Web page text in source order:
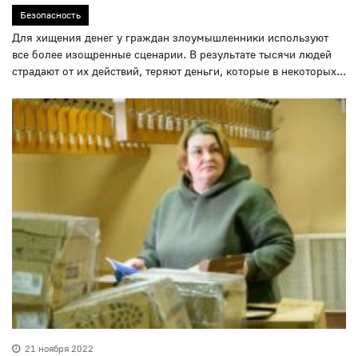
Безопасность
Для хищения денег у граждан злоумышленники используют
все более изощренные сценарии. В результате тысячи людей
страдают от их действий, теряют деньги, которые в некоторых...
21 ноября 2022